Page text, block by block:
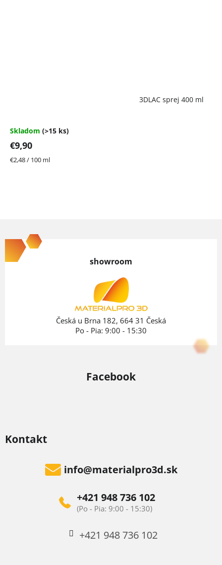
3DLAC sprej 400 ml
4,7
5
hviezdičiek.
Skladom (>15 ks)
€9,90
Jednotková
€2,48 / 100 ml
á
p
Kontakt
info@materialpro3d.sk
+421 948 736 102
+421 948 736 102
showroom
Česká u Brna 182, 664 31 Česká
Po - Pia: 9:00 - 15:30
Facebook